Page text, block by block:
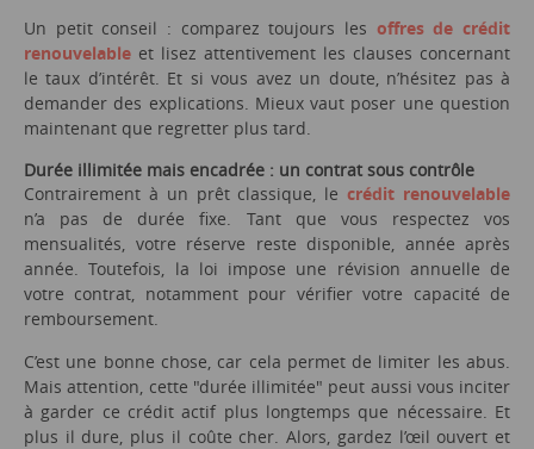
Un petit conseil : comparez toujours les offres de crédit
renouvelable et lisez attentivement les clauses concernant
le taux d’intérêt. Et si vous avez un doute, n’hésitez pas à
demander des explications. Mieux vaut poser une question
maintenant que regretter plus tard.
Durée illimitée mais encadrée : un contrat sous contrôle
Contrairement à un prêt classique, lecrédit renouvelable
n’a pas de durée fixe. Tant que vous respectez vos
mensualités, votre réserve reste disponible, année après
année. Toutefois, la loi impose une révision annuelle de
votre contrat, notamment pour vérifier votre capacité de
remboursement.
C’est une bonne chose, car cela permet de limiter les abus.
Mais attention, cette "durée illimitée" peut aussi vous inciter
à garder ce crédit actif plus longtemps que nécessaire. Et
plus il dure, plus il coûte cher. Alors, gardez l’œil ouvert et